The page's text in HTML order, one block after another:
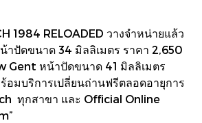
1984 RELOADED วางจำหน่ายแล้ว
าปัดขนาด 34 มิลลิเมตร ราคา 2,650
Gent หน้าปัดขนาด 41 มิลลิเมตร
อมบริการเปลี่ยนถ่านฟรีตลอดอายุการ
ทุกสาขา และ Official Online